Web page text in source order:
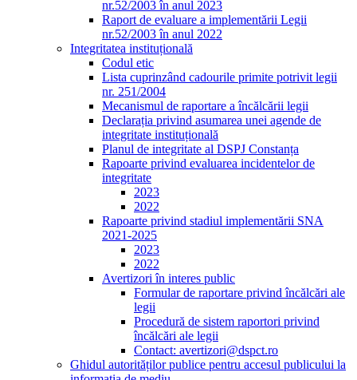
nr.52/2003 în anul 2023
Raport de evaluare a implementării Legii
nr.52/2003 în anul 2022
Integritatea instituțională
Codul etic
Lista cuprinzând cadourile primite potrivit legii
nr. 251/2004
Mecanismul de raportare a încălcării legii
Declarația privind asumarea unei agende de
integritate instituțională
Planul de integritate al DSPJ Constanța
Rapoarte privind evaluarea incidentelor de
integritate
2023
2022
Rapoarte privind stadiul implementării SNA
2021-2025
2023
2022
Avertizori în interes public
Formular de raportare privind încălcări ale
legii
Procedură de sistem raportori privind
încălcări ale legii
Contact: avertizori@dspct.ro
Ghidul autorităților publice pentru accesul publicului la